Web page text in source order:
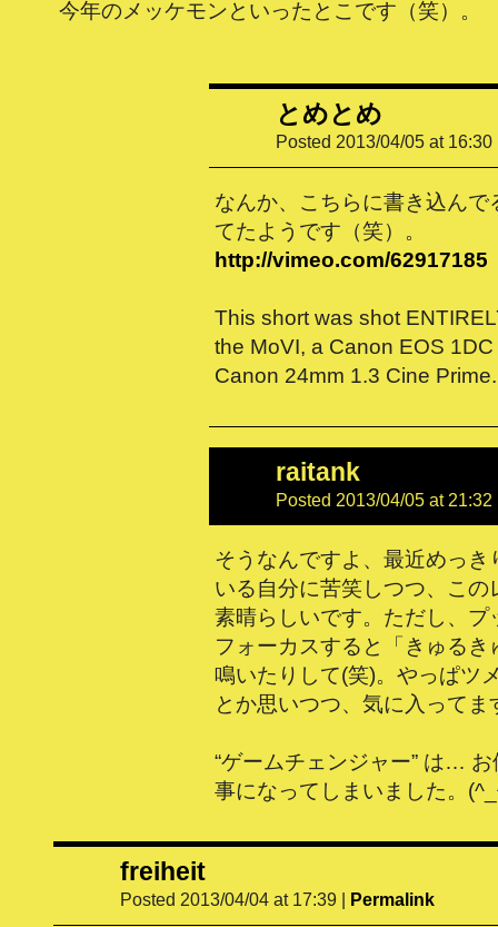
今年のメッケモンといったとこです（笑）。
とめとめ
Posted 2013/04/05 at 16:30
なんか、こちらに書き込んで
てたようです（笑）。
http://vimeo.com/62917185
This short was shot
the MoVI, a Canon EOS
Canon 24mm 1.3 Cine Prime.
raitank
Posted 2013/04/05 at 21:32
そうなんですよ、最近めっき
いる自分に苦笑しつつ、この
素晴らしいです。ただし、プ
フォーカスすると「きゅるき
鳴いたりして(笑)。やっぱツ
とか思いつつ、気に入ってま
“ゲームチェンジャー” は…
事になってしまいました。
freiheit
Posted 2013/04/04 at 17:39 | Permalink